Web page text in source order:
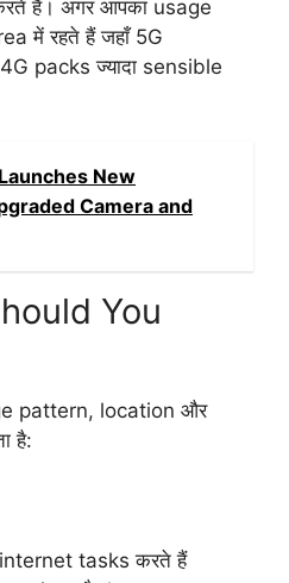
हैं। अगर आपका usage
में रहते हैं जहाँ 5G
packs ज्यादा sensible
New
Camera and
You
pattern, location और
है:
tasks करते हैं